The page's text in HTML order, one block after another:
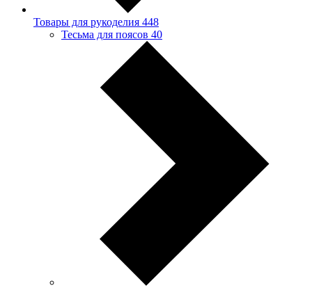
Товары для рукоделия 448
Тесьма для поясов 40